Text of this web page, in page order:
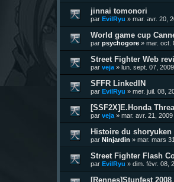
jinnai tomonori
par EvilRyu » mar. avr. 20,
World game cup
par psychogore » mar. oct.
Street Fighter Web
par veja » lun. sept. 07,
SFFR LinkedIN
par EvilRyu » mer. juil. 08,
[SSF2X]E.Honda
par veja » mar. avr. 21,
Histoire du shoryuken
par Ninjardin » mar. mars
Street Fighter Flash
par EvilRyu » dim. févr. 08,
[Rennes]Stunfest 2008